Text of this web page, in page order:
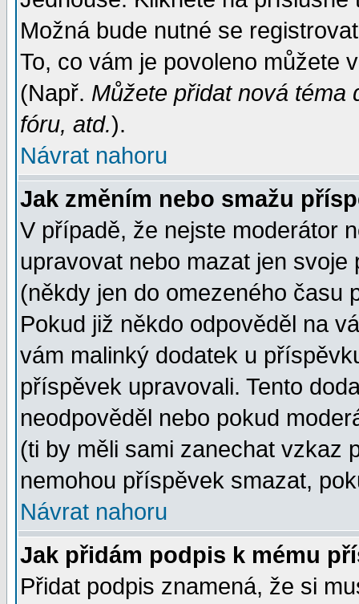
Možná bude nutné se
To, co vám je povoleno můžete
(Např. Můžete přidat nová téma
fóru, atd.).
Návrat nahoru
Jak změním nebo smažu
V případě, že nejste moderátor
upravovat nebo mazat jen
(někdy jen do omezeného
Pokud již někdo odpověděl na
vám malinký dodatek u
příspěvek upravovali. Tento
neodpověděl nebo pokud
(ti by měli sami zanechat vzkaz
nemohou příspěvek smazat,
Návrat nahoru
Jak přidám podpis k mému
Přidat podpis znamená, že si